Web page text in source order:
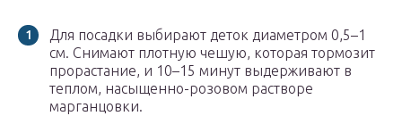
Для посадки выбирают деток диаметром 0,5–1
см. Снимают плотную чешую, которая тормозит
прорастание, и 10–15 минут выдерживают в
теплом, насыщенно-розовом растворе
марганцовки.